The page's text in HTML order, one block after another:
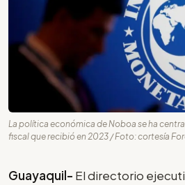
La política económica de Noboa se ha
fiscal que recibió en 2023 / Foto: cortesía
Guayaquil- El directorio